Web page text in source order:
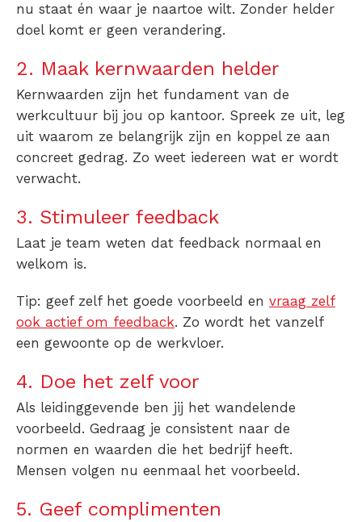
nu staat én waar je naartoe wilt. Zonder helder
doel komt er geen verandering.
2. Maak kernwaarden helder
Kernwaarden zijn het fundament van de
werkcultuur bij jou op kantoor. Spreek ze uit, leg
uit waarom ze belangrijk zijn en koppel ze aan
concreet gedrag. Zo weet iedereen wat er wordt
verwacht.
3. Stimuleer feedback
Laat je team weten dat feedback normaal en
welkom is.
Tip: geef zelf het goede voorbeeld en vraag zelf
ook actief om feedback. Zo wordt het vanzelf
een gewoonte op de werkvloer.
4. Doe het zelf voor
Als leidinggevende ben jij het wandelende
voorbeeld. Gedraag je consistent naar de
normen en waarden die het bedrijf heeft.
Mensen volgen nu eenmaal het voorbeeld.
5. Geef complimenten